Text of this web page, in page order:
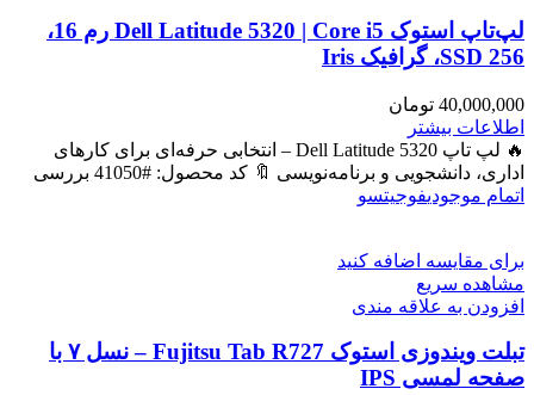
لپ‌تاپ استوک Dell Latitude 5320 | Core i5 رم 16،
SSD 256، گرافیک Iris
40,000,000 تومان
اطلاعات بیشتر
🔥 لپ تاپ Dell Latitude 5320 – انتخابی حرفه‌ای برای کارهای
اداری، دانشجویی و برنامه‌نویسی 🔖 کد محصول: #41050 بررسی
اتمام موجودیفوجیتسو
برای مقایسه اضافه کنید
مشاهده سریع
افزودن به علاقه مندی
تبلت ویندوزی استوک Fujitsu Tab R727 – نسل ۷ با
صفحه لمسی IPS